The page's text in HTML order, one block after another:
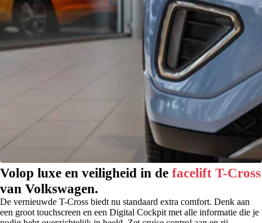
Volop luxe en veiligheid in de facelift T-Cross
van Volkswagen.
De vernieuwde T-Cross biedt nu standaard extra comfort. Denk aan
een groot touchscreen en een Digital Cockpit met alle informatie die je